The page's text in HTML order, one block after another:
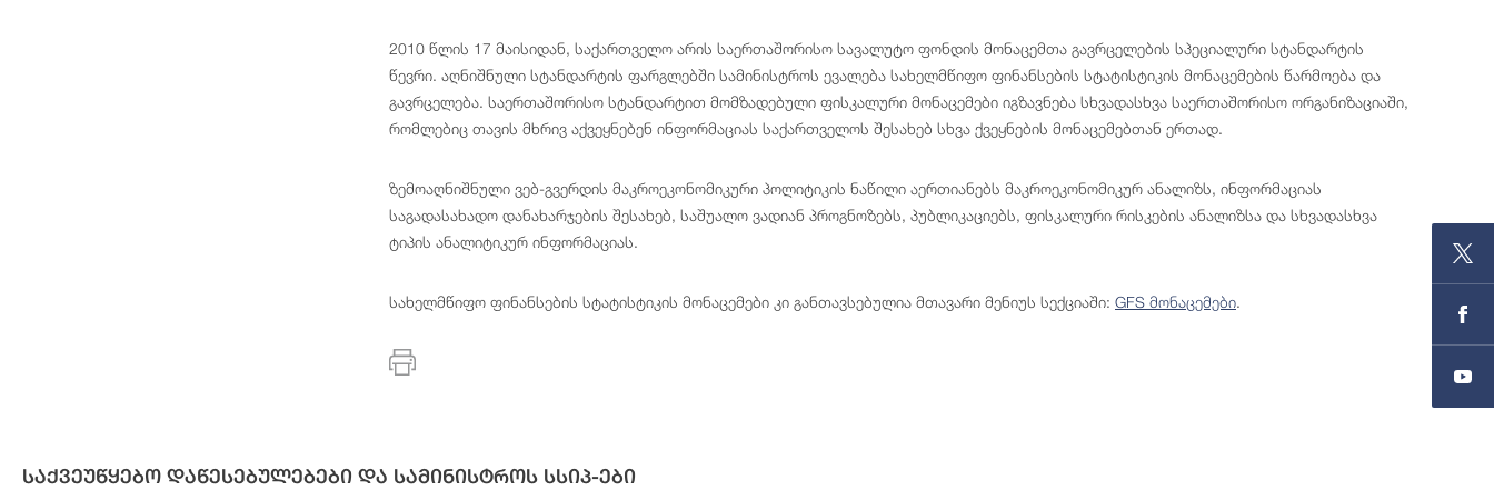
2010 წლის 17 მაისიდან, საქართველო არის საერთაშორისო სავალუტო ფონდის მონაცემთა გავრცელების სპეციალური სტანდარტის
წევრი. აღნიშნული სტანდარტის ფარგლებში სამინისტროს ევალება სახელმწიფო ფინანსების სტატისტიკის მონაცემების წარმოება და
გავრცელება. საერთაშორისო სტანდარტით მომზადებული ფისკალური მონაცემები იგზავნება სხვადასხვა საერთაშორისო ორგანიზაციაში,
რომლებიც თავის მხრივ აქვეყნებენ ინფორმაციას საქართველოს შესახებ სხვა ქვეყნების მონაცემებთან ერთად.
ზემოაღნიშნული ვებ-გვერდის მაკროეკონომიკური პოლიტიკის ნაწილი აერთიანებს მაკროეკონომიკურ ანალიზს, ინფორმაციას
საგადასახადო დანახარჯების შესახებ, საშუალო ვადიან პროგნოზებს, პუბლიკაციებს, ფისკალური რისკების ანალიზსა და სხვადასხვა
ტიპის ანალიტიკურ ინფორმაციას.
სახელმწიფო ფინანსების სტატისტიკის მონაცემები კი განთავსებულია მთავარი მენიუს სექციაში: GFS მონაცემები.
საქვეუწყებო დაწესებულებები და სამინისტროს სსიპ-ები